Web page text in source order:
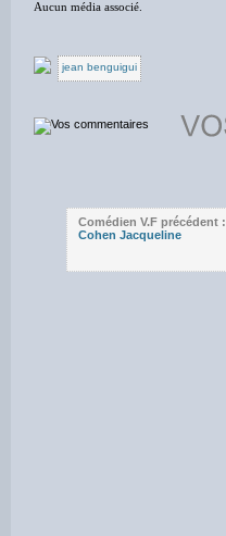
Aucun média associé.
jean benguigui
Comédien V.F précédent :
Cohen Jacqueline